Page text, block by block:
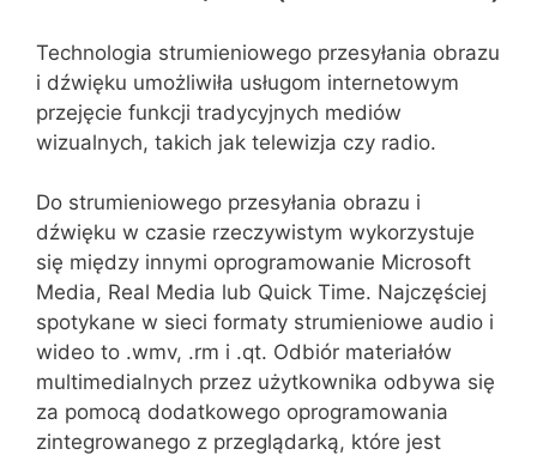
Technologia strumieniowego przesyłania obrazu
i dźwięku umożliwiła usługom internetowym
przejęcie funkcji tradycyjnych mediów
wizualnych, takich jak telewizja czy radio.
Do strumieniowego przesyłania obrazu i
dźwięku w czasie rzeczywistym wykorzystuje
się między innymi oprogramowanie Microsoft
Media, Real Media lub Quick Time. Najczęściej
spotykane w sieci formaty strumieniowe audio i
wideo to .wmv, .rm i .qt. Odbiór materiałów
multimedialnych przez użytkownika odbywa się
za pomocą dodatkowego oprogramowania
zintegrowanego z przeglądarką, które jest